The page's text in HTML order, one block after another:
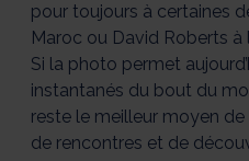
pour toujours à certaines
Maroc ou David Roberts à
Si la photo permet
instantanés du bout du
reste le meilleur moyen
de rencontres et de